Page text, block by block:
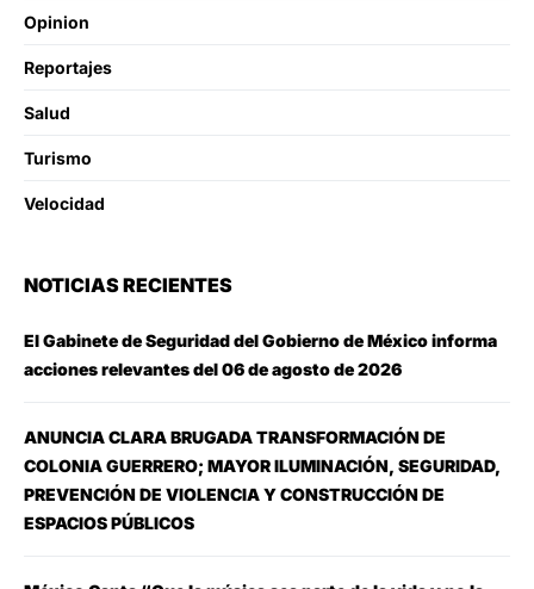
Opinion
Reportajes
Salud
Turismo
Velocidad
NOTICIAS RECIENTES
El Gabinete de Seguridad del Gobierno de México informa
acciones relevantes del 06 de agosto de 2026
ANUNCIA CLARA BRUGADA TRANSFORMACIÓN DE
COLONIA GUERRERO; MAYOR ILUMINACIÓN, SEGURIDAD,
PREVENCIÓN DE VIOLENCIA Y CONSTRUCCIÓN DE
ESPACIOS PÚBLICOS